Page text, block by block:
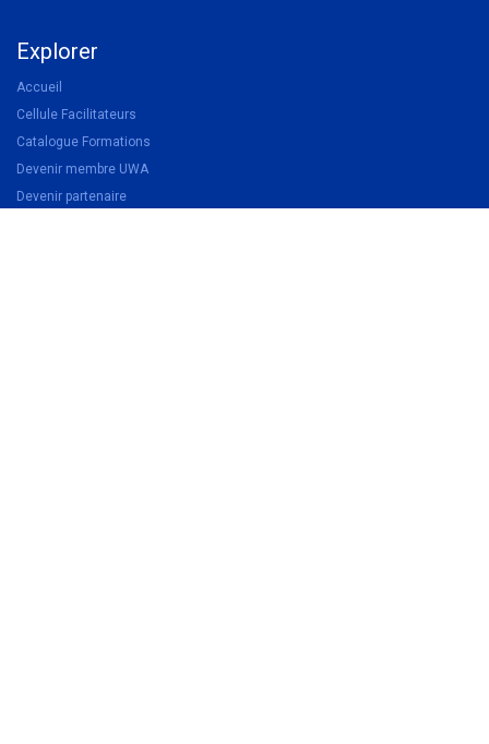
Explorer
Accueil
Cellule Facilitateurs
Catalogue Formations
Devenir membre UWA
Devenir partenaire